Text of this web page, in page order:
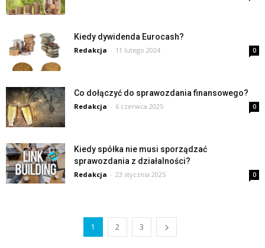
Kiedy dywidenda Eurocash?
Redakcja - 11 lutego 2024 0
Co dołączyć do sprawozdania finansowego?
Redakcja - 6 czerwca 2025 0
Kiedy spółka nie musi sporządzać
sprawozdania z działalności?
Redakcja - 23 stycznia 2025 0
1 2 3